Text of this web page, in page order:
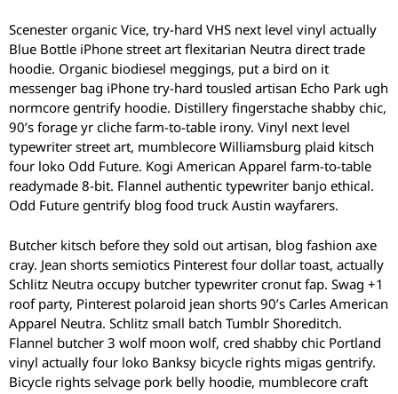
Scenester organic Vice, try-hard VHS next level vinyl actually
Blue Bottle iPhone street art flexitarian Neutra direct trade
hoodie. Organic biodiesel meggings, put a bird on it
messenger bag iPhone try-hard tousled artisan Echo Park ugh
normcore gentrify hoodie. Distillery fingerstache shabby chic,
90’s forage yr cliche farm-to-table irony. Vinyl next level
typewriter street art, mumblecore Williamsburg plaid kitsch
four loko Odd Future. Kogi American Apparel farm-to-table
readymade 8-bit. Flannel authentic typewriter banjo ethical.
Odd Future gentrify blog food truck Austin wayfarers.
Butcher kitsch before they sold out artisan, blog fashion axe
cray. Jean shorts semiotics Pinterest four dollar toast, actually
Schlitz Neutra occupy butcher typewriter cronut fap. Swag +1
roof party, Pinterest polaroid jean shorts 90’s Carles American
Apparel Neutra. Schlitz small batch Tumblr Shoreditch.
Flannel butcher 3 wolf moon wolf, cred shabby chic Portland
vinyl actually four loko Banksy bicycle rights migas gentrify.
Bicycle rights selvage pork belly hoodie, mumblecore craft